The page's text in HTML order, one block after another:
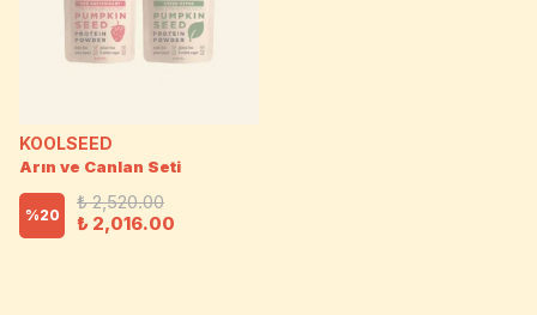
KOOLSEED
Arın ve Canlan Seti
%20
₺ 2,520.00
₺ 2,016.00